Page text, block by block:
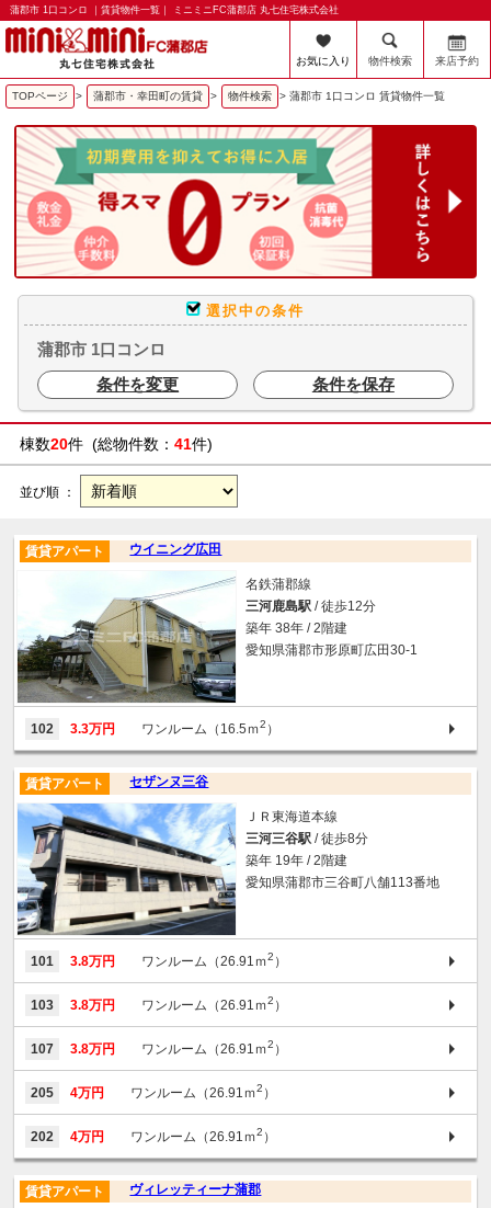
蒲郡市 1口コンロ ｜賃貸物件一覧｜ ミニミニFC蒲郡店 丸七住宅株式会社
お気に入り 物件検索 来店予約
TOPページ > 蒲郡市・幸田町の賃貸 > 物件検索 > 蒲郡市 1口コンロ 賃貸物件一覧
選択中の条件
蒲郡市 1口コンロ
条件を変更
条件を保存
棟数20件 (総物件数： 41件)
並び順 ：
ウイニング広田
賃貸アパート
名鉄蒲郡線
三河鹿島駅 / 徒歩12分
築年 38年 / 2階建
愛知県蒲郡市形原町広田30-1
102 3.3万円 ワンルーム（16.5ｍ2 ）
セザンヌ三谷
賃貸アパート
ＪＲ東海道本線
三河三谷駅 / 徒歩8分
築年 19年 / 2階建
愛知県蒲郡市三谷町八舗113番地
101 3.8万円 ワンルーム（26.91ｍ2 ）
103 3.8万円 ワンルーム（26.91ｍ2 ）
107 3.8万円 ワンルーム（26.91ｍ2 ）
205 4万円 ワンルーム（26.91ｍ2 ）
202 4万円 ワンルーム（26.91ｍ2 ）
ヴィレッティーナ蒲郡
賃貸アパート